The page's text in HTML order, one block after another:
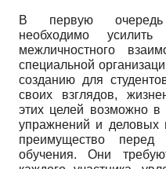
В первую очередь
необходимо усилить
межличностного
специальной
созданию для
своих взглядов,
этих целей возможно в
упражнений и деловых
преимущество
обучения. Они